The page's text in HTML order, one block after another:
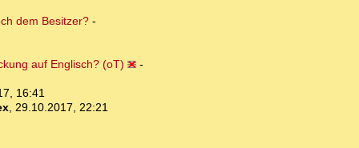
dem Besitzer?-
auf Englisch? (oT)
-
16:41
, 29.10.2017, 22:21